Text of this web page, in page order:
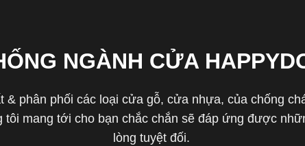
NGÀNH CỬA
& phân phối các loại cửa gỗ, cửa nhựa, của chống
mang tới cho bạn chắc chắn sẽ đáp ứng được
lòng tuyệt đối.